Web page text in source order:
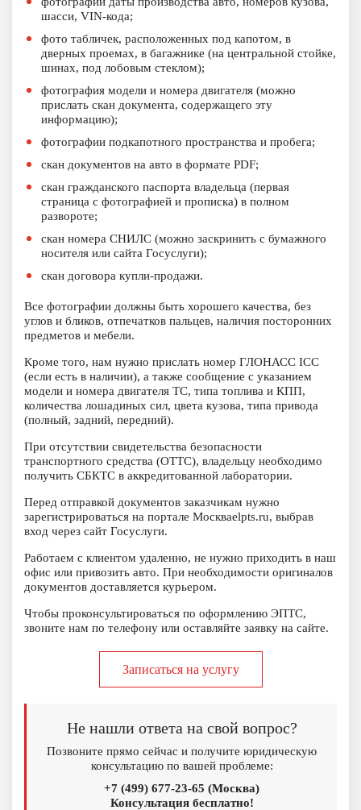
шасси, VIN-кода;
фото табличек, расположенных под капотом, в
дверных проемах, в багажнике (на центральной стойке,
шинах, под лобовым стеклом);
фотография модели и номера двигателя (можно
прислать скан документа, содержащего эту
информацию);
фотографии подкапотного пространства и пробега;
скан документов на авто в формате PDF;
скан гражданского паспорта владельца (первая
страница с фотографией и прописка) в полном
развороте;
скан номера СНИЛС (можно заскринить с бумажного
носителя или сайта Госуслуги);
скан договора купли-продажи.
Все фотографии должны быть хорошего качества, без
углов и бликов, отпечатков пальцев, наличия посторонних
предметов и мебели.
Кроме того, нам нужно прислать номер ГЛОНАСС ICC
(если есть в наличии), а также сообщение с указанием
модели и номера двигателя ТС, типа топлива и КПП,
количества лошадиных сил, цвета кузова, типа привода
(полный, задний, передний).
При отсутствии свидетельства безопасности
транспортного средства (ОТТС), владельцу необходимо
получить СБКТС в аккредитованной лаборатории.
Перед отправкой документов заказчикам нужно
зарегистрироваться на портале Москваelpts.ru, выбрав
вход через сайт Госуслуги.
Работаем с клиентом удаленно, не нужно приходить в наш
офис или привозить авто. При необходимости оригиналов
документов доставляется курьером.
Чтобы проконсультироваться по оформлению ЭПТС,
звоните нам по телефону или оставляйте заявку на сайте.
Записаться на услугу
Не нашли ответа на свой вопрос?
Позвоните прямо сейчас и получите юридическую
консультацию по вашей проблеме:
+7 (499) 677-23-65 (Москва)
Консультация бесплатно!